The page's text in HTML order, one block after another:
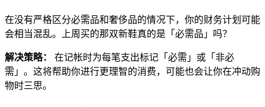
在没有严格区分必需品和奢侈品的情况下，你的财务计划可能
会相当混乱。上周买的那双新鞋真的是「必需品」吗？
解决策略：
在记帐时为每笔支出标记「必需」或「非必
需」。这将帮助你进行更理智的消费，可能也会让你在冲动购
物时三思。